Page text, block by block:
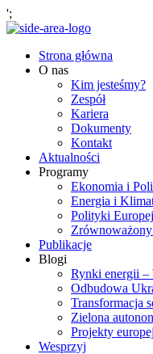
';
Strona główna
O nas
Kim jesteśmy?
Zespół
Kariera
Dokumenty
Kontakt
Aktualności
Programy
Ekonomia i
Energia i
Polityki
Publikacje
Blogi
Rynki energii –
Odbudowa
Transformacja
Zielona
Projekty
Wesprzyj